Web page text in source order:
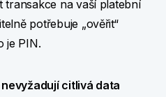
transakce na vaší platební
potřebuje „ověřit“
je PIN.
citlivá data